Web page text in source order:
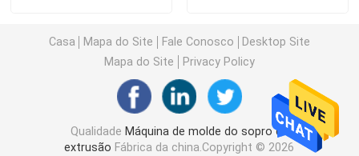
Máquina de molde do sopro do acumulador
máquina de molde dobro do sopro da estação
Máquina auxiliar plástica
Casa Mapa do Site Fale Conosco
Desktop Site
Mapa do Site
Privacy Policy
Qualidade Máquina de molde do sopro da
extrusão Fábrica da china.Copyright © 2026